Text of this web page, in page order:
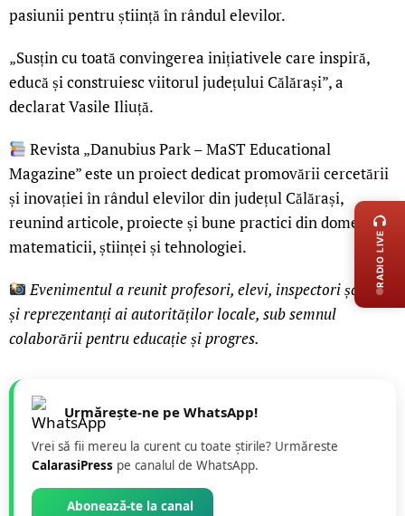
pasiunii pentru știință în rândul elevilor.
„Susțin cu toată convingerea inițiativele care inspiră,
educă și construiesc viitorul județului Călărași”, a
declarat Vasile Iliuță.
Revista „Danubius Park – MaST Educational
Magazine” este un proiect dedicat promovării cercetării
și inovației în rândul elevilor din județul Călărași,
reunind articole, proiecte și bune practici din domeniile
matematicii, științei și tehnologiei.
Evenimentul a reunit profesori, elevi, inspectori școlari
și reprezentanți ai autorităților locale, sub semnul
colaborării pentru educație și progres.
Urmărește-ne pe WhatsApp!
Vrei să fii mereu la curent cu toate știrile? Urmăreste
CalarasiPress pe canalul de WhatsApp.
Abonează-te la canal
RADIO LIVE